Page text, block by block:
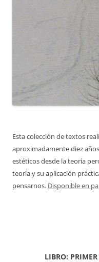
Esta colección de textos
aproximadamente diez
estéticos desde la teoría
teoría y su aplicación
pensarnos. Disponible en
LIBRO: